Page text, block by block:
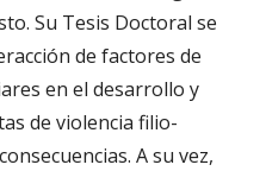
Su Tesis Doctoral se
de factores de
en el desarrollo y
de violencia filio-
A su vez,